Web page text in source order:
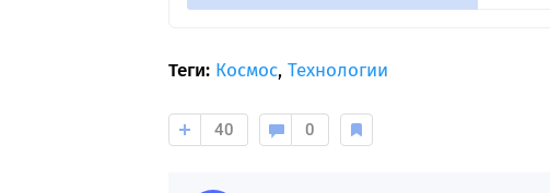
Теги: Космос, Технологии
40 0